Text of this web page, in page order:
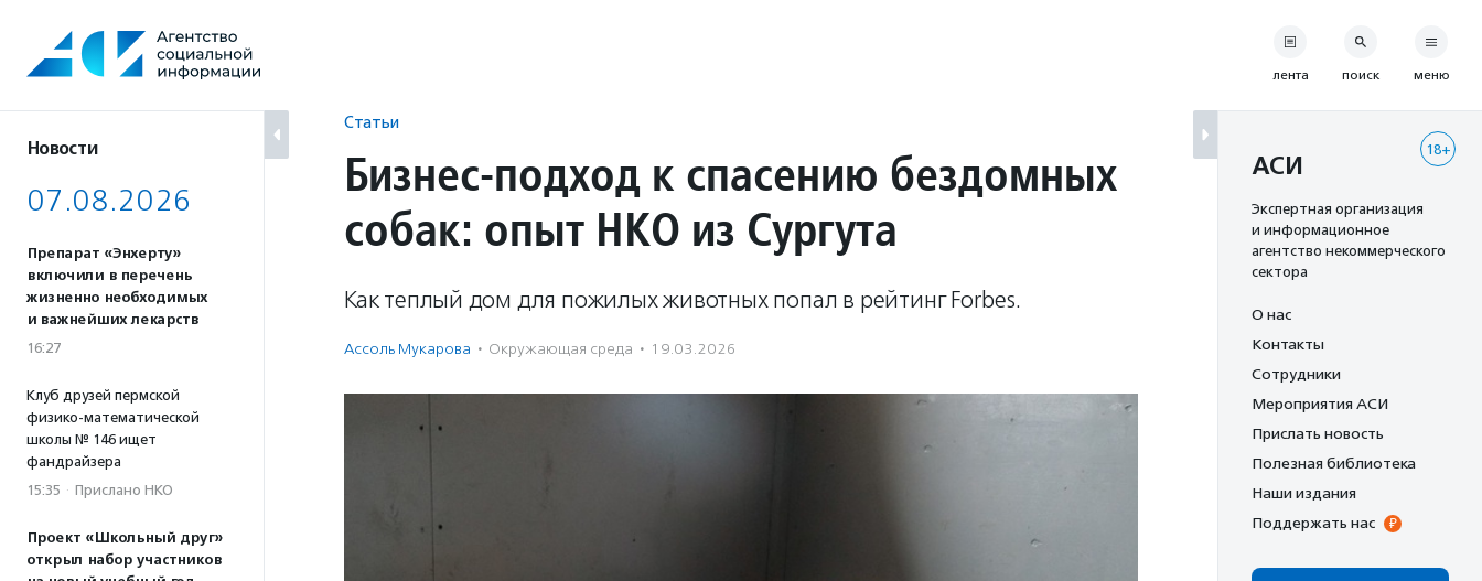
содержанию
Новости
07.08.2026
Препарат «Энхерту»
включили в перечень
жизненно необходимых
и важнейших лекарств
16:27
Клуб друзей пермской
физико-математической
школы № 146 ищет
фандрайзера
15:35 · Прислано НКО
Проект «Школьный друг»
открыл набор участников
Статьи
Бизнес-подход к спасению бездомных
собак: опыт НКО из Сургута
Как теплый дом для пожилых животных попал в рейтинг Forbes.
Ассоль Мукарова · Окружающая среда · 19.03.2026
лента поиск меню
18+
АСИ
Экспертная организация
и информационное
агентство некоммерческого
сектора
О нас
Контакты
Сотрудники
Мероприятия АСИ
Прислать новость
Полезная библиотека
Наши издания
Поддержать нас